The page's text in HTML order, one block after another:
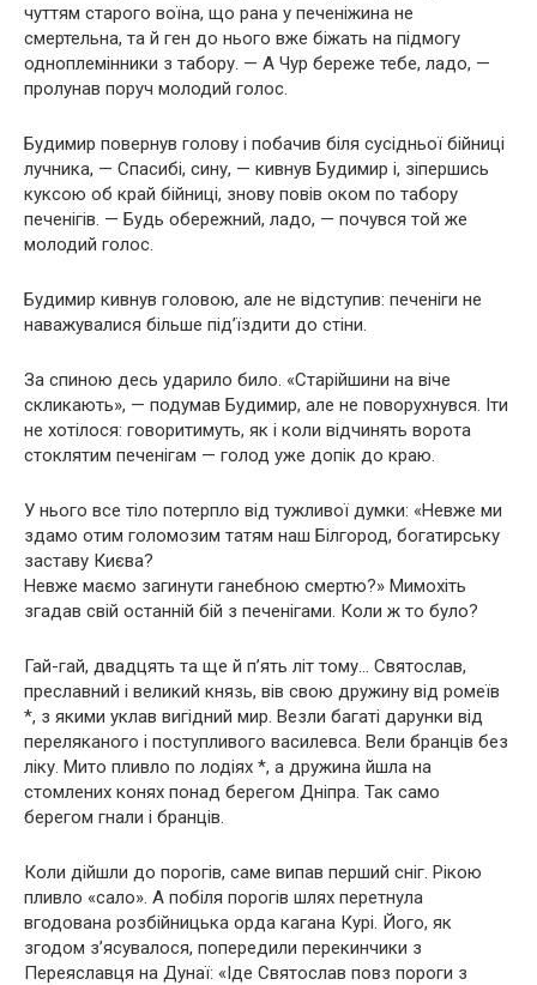
чуттям старого воїна, що рана у печеніжина не
смертельна, та й ген до нього вже біжать на підмогу
одноплемінники з табору. — А Чур береже тебе, ладо, —
пролунав поруч молодий голос.
Будимир повернув голову і побачив біля сусідньої бійниці
лучника, — Спасибі, сину, — кивнув Будимир і, зіпершись
куксою об край бійниці, знову повів оком по табору
печенігів. — Будь обережний, ладо, — почувся той же
молодий голос.
Будимир кивнув головою, але не відступив: печеніги не
наважувалися більше під’їздити до стіни.
За спиною десь ударило било. «Старійшини на віче
скликають», — подумав Будимир, але не поворухнувся. Іти
не хотілося: говоритимуть, як і коли відчинять ворота
стоклятим печенігам — голод уже допік до краю.
У нього все тіло потерпло від тужливої думки: «Невже ми
здамо отим голомозим татям наш Білгород, богатирську
заставу Києва?
Невже маємо загинути ганебною смертю?» Мимохіть
згадав свій останній бій з печенігами. Коли ж то було?
Гай-гай, двадцять та ще й п’ять літ тому… Святослав,
преславний і великий князь, вів свою дружину від ромеїв
*, з якими уклав вигідний мир. Везли багаті дарунки від
переляканого і поступливого василевса. Вели бранців без
ліку. Мито пливло по лодіях *, а дружина йшла на
стомлених конях понад берегом Дніпра. Так само
берегом гнали і бранців.
Коли дійшли до порогів, саме випав перший сніг. Рікою
пливло «сало». А побіля порогів шлях перетнула
вгодована розбійницька орда кагана Курі. Його, як
згодом з’ясувалося, попередили перекинчики з
Переяславця на Дунаї: «Іде Святослав повз пороги з